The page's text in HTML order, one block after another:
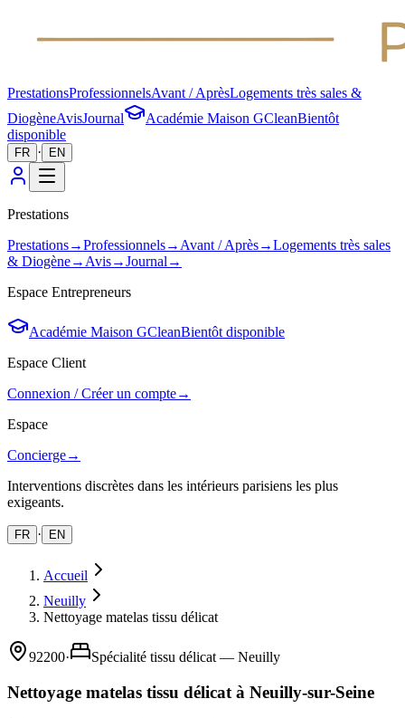
PrestationsProfessionnelsAvant / AprèsLogements très sales &
DiogèneAvisJournal Académie Maison GCleanBientôt
disponible
FR · EN
Prestations
Prestations→Professionnels→ Avant / Après→Logements très sales
& Diogène→ Avis→Journal →
Espace Entrepreneurs
Académie Maison GCleanBientôt disponible
Espace Client
Connexion / Créer un compte→
Espace
Concierge→
Interventions discrètes dans les intérieurs parisiens les plus
exigeants.
FR · EN
Accueil
Neuilly
Nettoyage matelas tissu délicat
92200· Spécialité tissu délicat — Neuilly
Nettoyage matelas tissu délicat à Neuilly-sur-Seine